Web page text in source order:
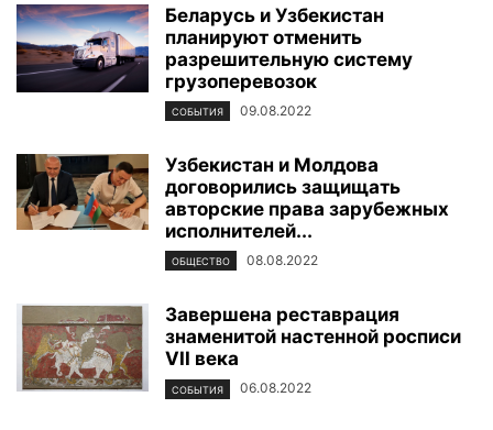
Беларусь и Узбекистан
планируют отменить
разрешительную систему
грузоперевозок
СОБЫТИЯ 09.08.2022
Узбекистан и Молдова
договорились защищать
авторские права зарубежных
исполнителей...
ОБЩЕСТВО 08.08.2022
Завершена реставрация
знаменитой настенной росписи
VII века
СОБЫТИЯ 06.08.2022